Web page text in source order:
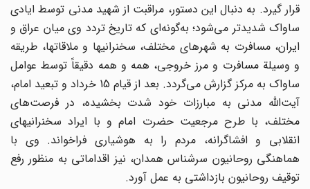
قرار گیرد. به دنبال این دستور، مراقبت از شهید مدنی توسط ایادی
ساواک شدیدتر می‌شود؛ به‌گونه‌ای که تاریخ تردد وی میان عراق و
ایران، مسافرت به شهرهای مختلف، سخنرانیها و ملاقاتها، طریقه
و وسیلة مسافرت و مرز خروجی، همه و همه دقیقاً توسط عوامل
ساواک به مرکز گزارش می‌گردد. بعد از قیام 15 خرداد و تبعید امام،
آیت‌الله مدنی به مبارزات خود شدت بخشیده، در فرصت‌های
مختلف، با طرح مرجعیت حضرت امام و با ایراد سخنرانیهای
انقلابی و افشاگرانه، مردم را به هوشیاری فراخواند. وی با
هماهنگی روحانیون سرشناس همدان، نیز اقداماتی به منظور رفع
توقیف روحانیون بازداشتی به عمل آورد.